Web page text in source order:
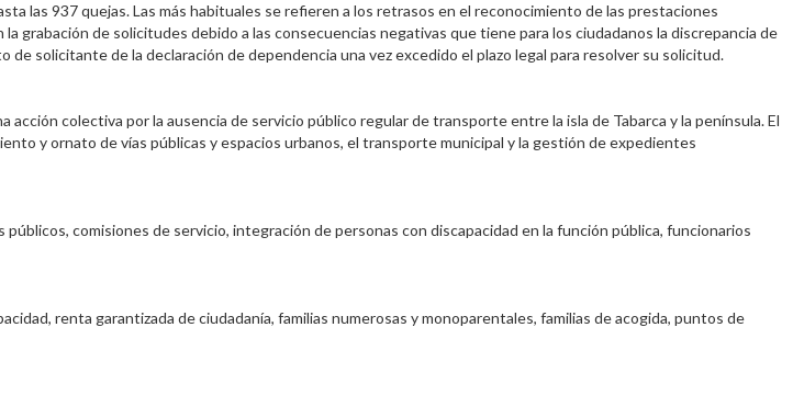
las 937 quejas. Las más habituales se refieren a los retrasos en el reconocimiento de las prestaciones
grabación de solicitudes debido a las consecuencias negativas que tiene para los ciudadanos la discrepancia de
solicitante de la declaración de dependencia una vez excedido el plazo legal para resolver su solicitud.
acción colectiva por la ausencia de servicio público regular de transporte entre la isla de Tabarca y la península. El
y ornato de vías públicas y espacios urbanos, el transporte municipal y la gestión de expedientes
comisiones de servicio, integración de personas con discapacidad en la función pública, funcionarios
renta garantizada de ciudadanía, familias numerosas y monoparentales, familias de acogida, puntos de